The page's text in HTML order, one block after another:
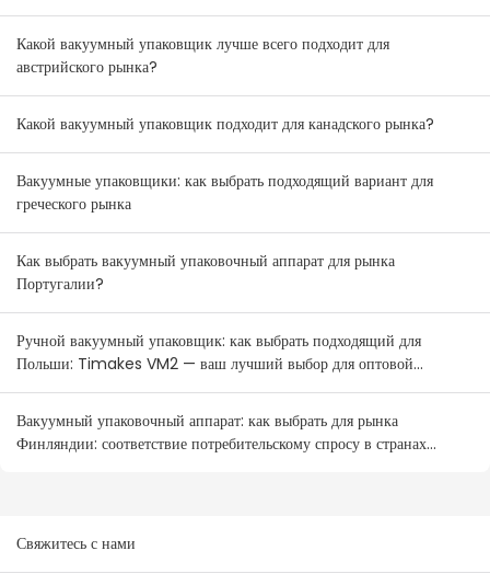
Какой вакуумный упаковщик лучше всего подходит для
австрийского рынка?
Какой вакуумный упаковщик подходит для канадского рынка?
Вакуумные упаковщики: как выбрать подходящий вариант для
греческого рынка
Как выбрать вакуумный упаковочный аппарат для рынка
Португалии?
Ручной вакуумный упаковщик: как выбрать подходящий для
Польши: Timakes VM2 — ваш лучший выбор для оптовой
продажи.
Вакуумный упаковочный аппарат: как выбрать для рынка
Финляндии: соответствие потребительскому спросу в странах
Свяжитесь с нами